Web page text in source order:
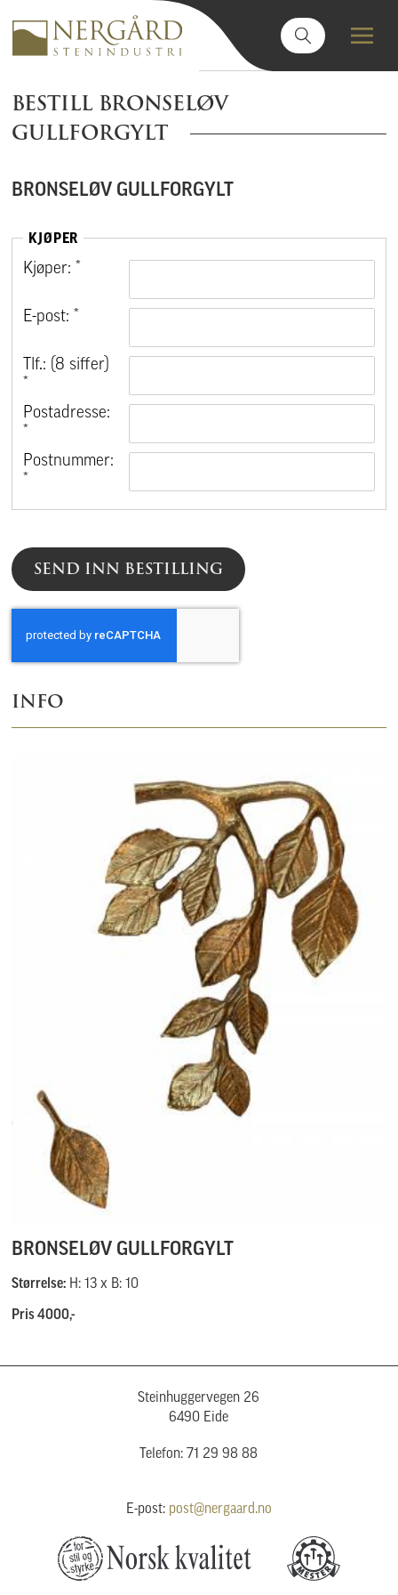
INFO
BRONSELØV GULLFORGYLT
Størrelse: H: 13 x B: 10
Pris 4000,-
BESTILL BRONSELØV
GULLFORGYLT
BRONSELØV GULLFORGYLT
KJØPER
Kjøper: *
E-post: *
Tlf.: (8 siffer)
Postadresse:
Postnummer:
SEND INN BESTILLING
Steinhuggervegen 26
6490 Eide
Telefon: 71 29 98 88
E-post: post@nergaard.no